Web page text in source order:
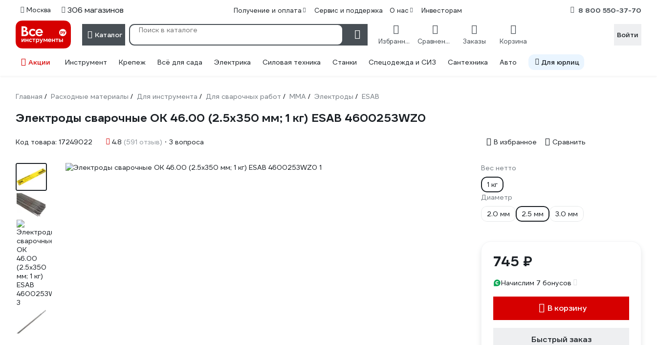
Москва 306 магазинов Получение и оплата Сервис и поддержка О нас Инвесторам 8 800 550-37-70
Каталог
Избранное Сравнение Заказы Корзина
Войти
Акции Инструмент Крепеж Всё для сада Электрика Силовая техника Станки Спецодежда и СИЗ Сантехника Авто Для юрлиц
Главная / Расходные материалы / Для инструмента / Для сварочных работ / ММА / Электроды / ESAB
Электроды сварочные OK 46.00 (2.5х350 мм; 1 кг) ESAB 4600253WZ0
Код товара: 17249022 4.8 (591 отзыв) 3 вопроса В избранное Сравнить
Вес нетто
1 кг
Диаметр
2.0 мм
2.5 мм 3.0 мм
745 ₽
Начислим 7 бонусов
В корзину
Быстрый заказ